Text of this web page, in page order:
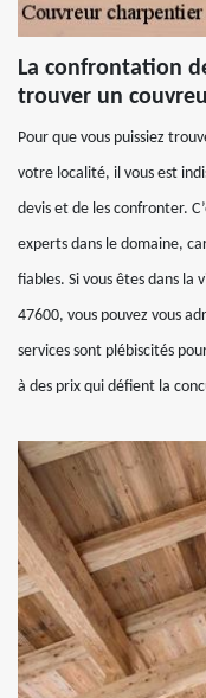
La confrontation
trouver un
Pour que vous puissiez
votre localité, il vous est
devis et de les confronter.
experts dans le domaine,
fiables. Si vous êtes dans la
47600, vous pouvez vous
services sont plébiscités
à des prix qui défient la